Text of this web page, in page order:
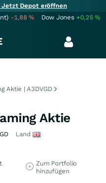
Depot eröffnen
-1,88% Dow Jones +0,25%
Aktie | A3DVGD
Aktie
Land
Zum Portfolio
hinzufügen